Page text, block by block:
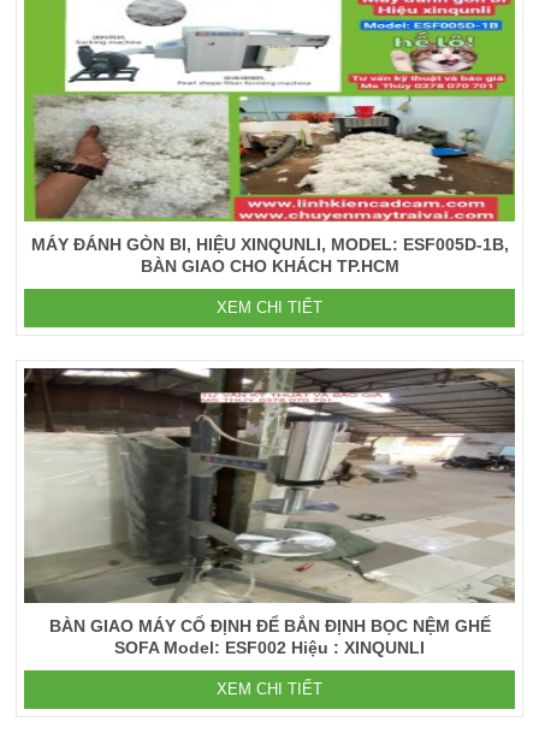
MÁY ĐÁNH GÒN BI, HIỆU XINQUNLI, MODEL: ESF005D-1B,
BÀN GIAO CHO KHÁCH TP.HCM
XEM CHI TIẾT
BÀN GIAO MÁY CỐ ĐỊNH ĐỂ BẮN ĐỊNH BỌC NỆM GHẾ
SOFA Model: ESF002 Hiệu : XINQUNLI
XEM CHI TIẾT